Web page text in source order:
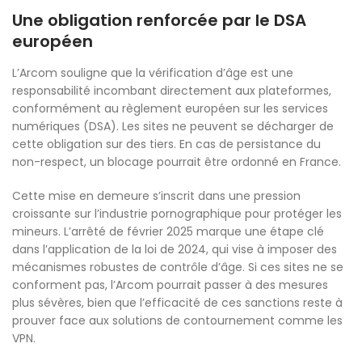
Une obligation renforcée par le DSA
européen
L’Arcom souligne que la vérification d’âge est une
responsabilité incombant directement aux plateformes,
conformément au règlement européen sur les services
numériques (DSA). Les sites ne peuvent se décharger de
cette obligation sur des tiers. En cas de persistance du
non-respect, un blocage pourrait être ordonné en France.
Cette mise en demeure s’inscrit dans une pression
croissante sur l’industrie pornographique pour protéger les
mineurs. L’arrêté de février 2025 marque une étape clé
dans l’application de la loi de 2024, qui vise à imposer des
mécanismes robustes de contrôle d’âge. Si ces sites ne se
conforment pas, l’Arcom pourrait passer à des mesures
plus sévères, bien que l’efficacité de ces sanctions reste à
prouver face aux solutions de contournement comme les
VPN.